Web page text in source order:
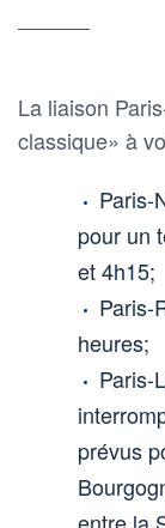
La liaison
classique» à
Paris-
pour un
et 4h15;
Paris-
heures;
Paris-
prévus